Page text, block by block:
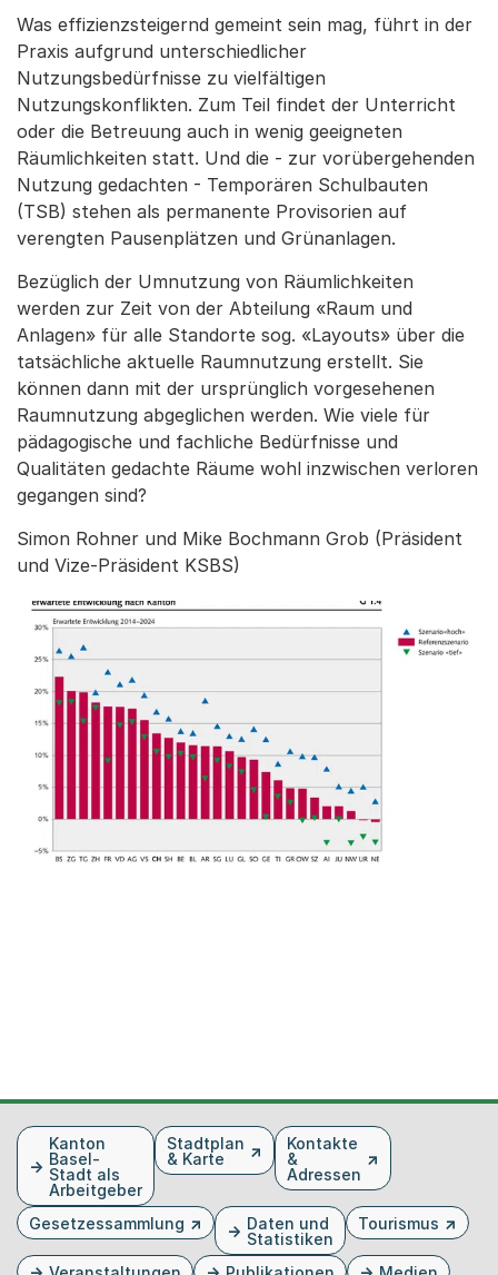
Was effizienzsteigernd gemeint sein mag, führt in der
Praxis aufgrund unterschiedlicher
Nutzungsbedürfnisse zu vielfältigen
Nutzungskonflikten. Zum Teil findet der Unterricht
oder die Betreuung auch in wenig geeigneten
Räumlichkeiten statt. Und die - zur vorübergehenden
Nutzung gedachten - Temporären Schulbauten
(TSB) stehen als permanente Provisorien auf
verengten Pausenplätzen und Grünanlagen.
Bezüglich der Umnutzung von Räumlichkeiten
werden zur Zeit von der Abteilung «Raum und
Anlagen» für alle Standorte sog. «Layouts» über die
tatsächliche aktuelle Raumnutzung erstellt. Sie
können dann mit der ursprünglich vorgesehenen
Raumnutzung abgeglichen werden. Wie viele für
pädagogische und fachliche Bedürfnisse und
Qualitäten gedachte Räume wohl inzwischen verloren
gegangen sind?
Simon Rohner und Mike Bochmann Grob (Präsident
und Vize-Präsident KSBS)
FusszeileKanton
Basel-
Stadt als
Arbeitgeber
Stadtplan
& Karte
Kontakte
&
Adressen
Gesetzessammlung
Daten und
Statistiken
Tourismus